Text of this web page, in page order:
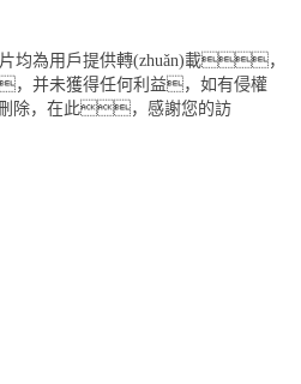
均為用戶提供轉(zhuǎn)載，
，并未獲得任何利益，如有侵權
除，在此，感謝您的訪